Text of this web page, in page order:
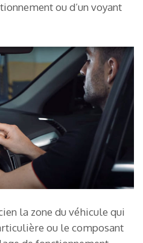
ou d’un voyant
la zone du véhicule qui
ou le composant